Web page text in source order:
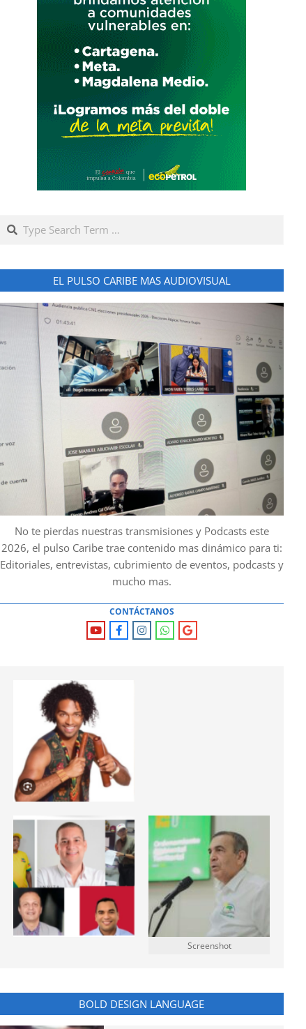
Search
EL PULSO CARIBE MAS AUDIOVISUAL
No te pierdas nuestras transmisiones y Podcasts este
2026, el pulso Caribe trae contenido mas dinámico para ti:
Editoriales, entrevistas, cubrimiento de eventos, podcasts y
mucho mas.
CONTÁCTANOS
Screenshot
BOLD DESIGN LANGUAGE